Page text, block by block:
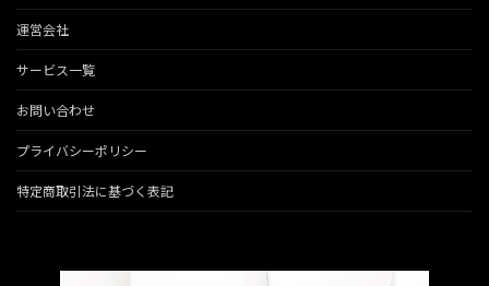
運営会社
サービス一覧
お問い合わせ
プライバシーポリシー
特定商取引法に基づく表記